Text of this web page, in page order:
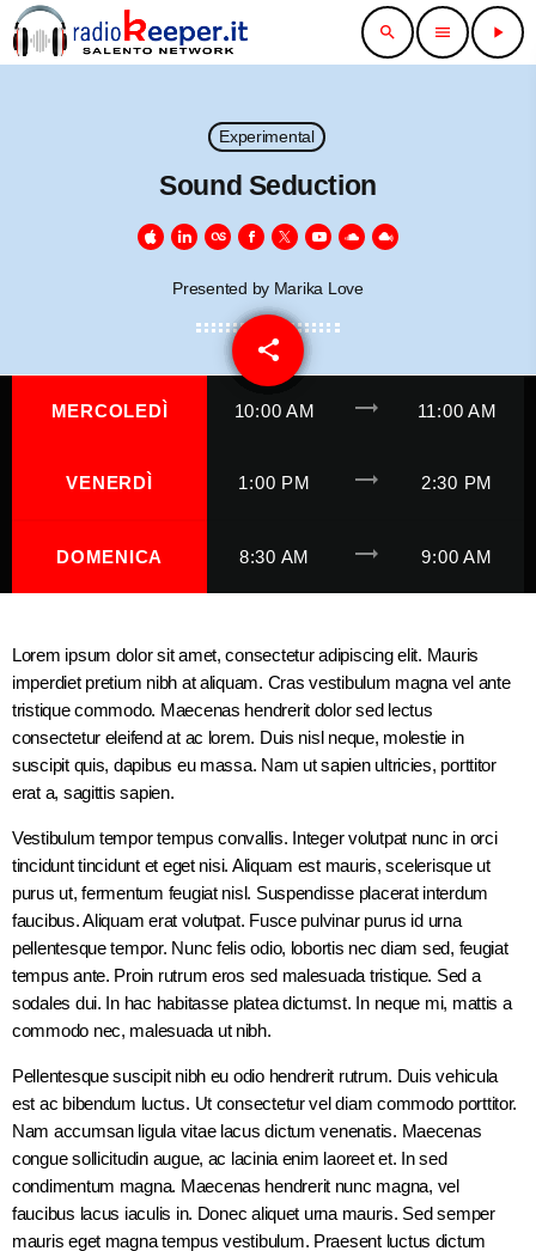
search menu play_arrow
Experimental
Sound Seduction
Presented by Marika Love
share
email
MERCOLEDÌ 10:00 AM trending_flat 11:00 AM
VENERDÌ 1:00 PM trending_flat 2:30 PM
DOMENICA 8:30 AM trending_flat 9:00 AM
Lorem ipsum dolor sit amet, consectetur adipiscing elit. Mauris
imperdiet pretium nibh at aliquam. Cras vestibulum magna vel ante
tristique commodo. Maecenas hendrerit dolor sed lectus
consectetur eleifend at ac lorem. Duis nisl neque, molestie in
suscipit quis, dapibus eu massa. Nam ut sapien ultricies, porttitor
erat a, sagittis sapien.
Vestibulum tempor tempus convallis. Integer volutpat nunc in orci
tincidunt tincidunt et eget nisi. Aliquam est mauris, scelerisque ut
purus ut, fermentum feugiat nisl. Suspendisse placerat interdum
faucibus. Aliquam erat volutpat. Fusce pulvinar purus id urna
pellentesque tempor. Nunc felis odio, lobortis nec diam sed, feugiat
tempus ante. Proin rutrum eros sed malesuada tristique. Sed a
sodales dui. In hac habitasse platea dictumst. In neque mi, mattis a
commodo nec, malesuada ut nibh.
Pellentesque suscipit nibh eu odio hendrerit rutrum. Duis vehicula
est ac bibendum luctus. Ut consectetur vel diam commodo porttitor.
Nam accumsan ligula vitae lacus dictum venenatis. Maecenas
congue sollicitudin augue, ac lacinia enim laoreet et. In sed
condimentum magna. Maecenas hendrerit nunc magna, vel
faucibus lacus iaculis in. Donec aliquet urna mauris. Sed semper
mauris eget magna tempus vestibulum. Praesent luctus dictum